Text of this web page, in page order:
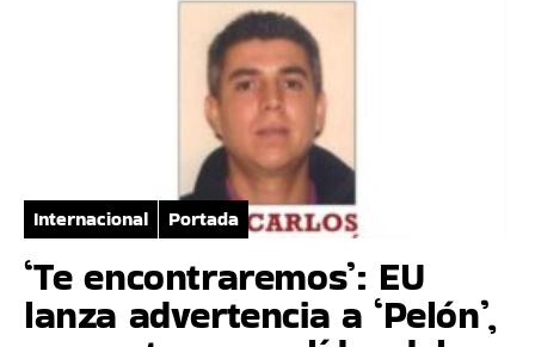
Internacional Portada
‘Te encontraremos’: EU
lanza advertencia a ‘Pelón’,